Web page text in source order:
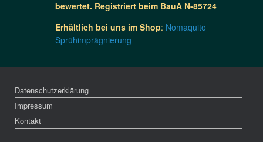
bewertet. Registriert beim BauA N-85724
Erhältlich bei uns im Shop: Nomaquito
Sprühimprägnierung
Datenschutzerklärung
Impressum
Kontakt